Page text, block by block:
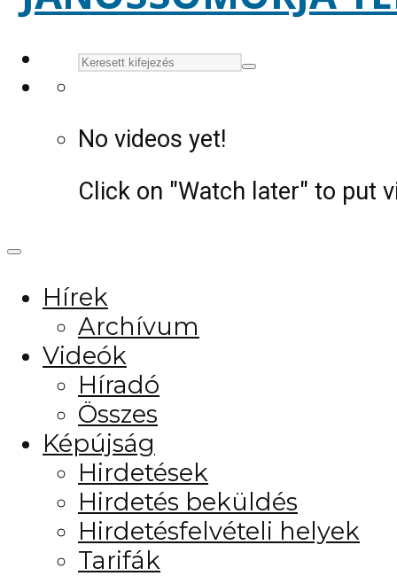
No videos yet!
Click on "Watch later" to put
Hírek
Archívum
Videók
Híradó
Összes
Képújság
Hirdetések
Hirdetés beküldés
Hirdetésfelvételi helyek
Tarifák